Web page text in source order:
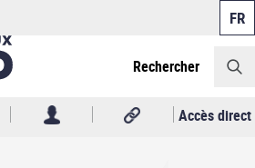
Rechercher
Accès direct